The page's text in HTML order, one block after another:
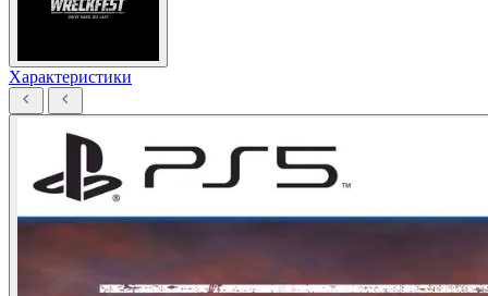
Характеристики